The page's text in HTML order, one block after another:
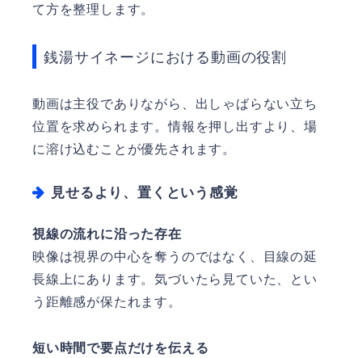
て方を整理します。
銭湯サイネージにおける動画の役割
動画は主役でありながら、出しゃばらない立ち
位置を求められます。情報を押し出すより、場
に溶け込むことが優先されます。
見せるより、置くという感覚
視線の流れに沿った存在
映像は視界の中心を奪うのではなく、目線の延
長線上にあります。気づいたら見ていた、とい
う距離感が保たれます。
短い時間で要点だけを伝える